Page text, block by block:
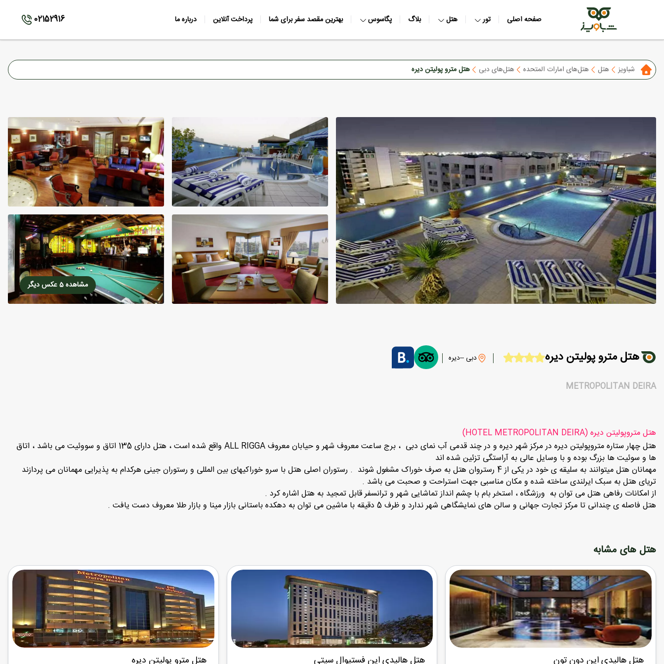
صفحه اصلی تور هتل بلاگ پگاسوس بهترین مقصد سفر برای شما پرداخت آنلاین درباره ما 02152916
شباویز هتل هتل‌های امارات المتحده هتل‌های دبی هتل مترو پولیتن دیره
مشاهده 5 عکس دیگر
هتل مترو پولیتن دیره دبی --دیره
METROPOLITAN DEIRA
هتل متروپولیتن دیره (HOTEL METROPOLITAN DEIRA)
هتل چهار ستاره متروپولیتن دیره در مرکز شهر دیره و در چند قدمی آب نمای دبی ، برج ساعت معروف شهر و حیابان معروف ALL RIGGA واقع شده است ، هتل دارای 135 اتاق و سووئیت می باشد ، اتاق
ها و سوئیت ها بزرگ بوده و با وسایل عالی به آراستگی تزئین شده اند
مهمانان هتل میتوانند به سلیقه ی خود در یکی از 4 رستروان هتل به صرف خوراک مشغول شوند . رستوران اصلی هتل با سرو خوراکیهای بین المللی و رستوران جینی هرکدام به پذیرایی مهمانان می پردازند
تریای هتل به سبک ایرلندی ساخته شده و مکان مناسبی جهت استراحت و صحبت می باشد .
از امکانات رفاهی هتل می توان به ورزشگاه ، استخر بام با چشم انداز تماشایی شهر و ترانسفر قابل تمجید به هتل اشاره کرد .
هتل فاصله ی چندانی تا مرکز تجارت جهانی و سالن های نمایشگاهی شهر ندارد و ظرف 5 دقیقه با ماشین می توان به دهکده باستانی بازار مینا و بازار طلا معروف دست یافت .
هتل های مشابه
هتل هالیدی این دون تون هتل هالیدی این فستیوال سیتی هتل مترو پولیتن دیره